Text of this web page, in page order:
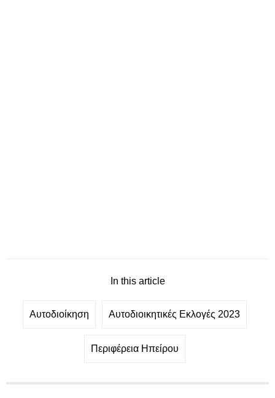
In this article
Αυτοδιοίκηση Αυτοδιοικητικές Εκλογές 2023
Περιφέρεια Ηπείρου